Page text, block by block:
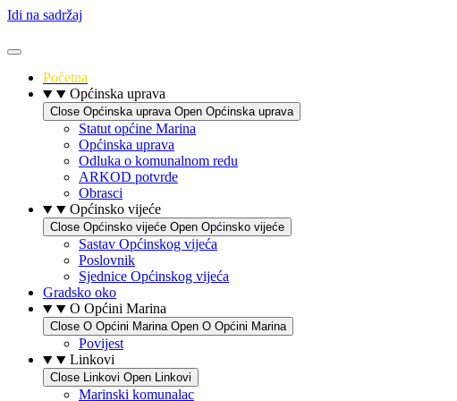
Idi na sadržaj
Početna
Općinska uprava
Close Općinska uprava Open Općinska uprava
Statut općine Marina
Općinska uprava
Odluka o komunalnom redu
ARKOD potvrde
Obrasci
Općinsko vijeće
Close Općinsko vijeće Open Općinsko vijeće
Sastav Općinskog vijeća
Poslovnik
Sjednice Općinskog vijeća
Gradsko oko
O Općini Marina
Close O Općini Marina Open O Općini Marina
Povijest
Linkovi
Close Linkovi Open Linkovi
Marinski komunalac